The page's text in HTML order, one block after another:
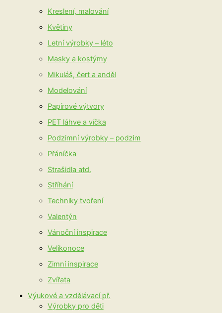
Kreslení, malování
Květiny
Letní výrobky – léto
Masky a kostýmy
Mikuláš, čert a anděl
Modelování
Papírové výtvory
PET láhve a víčka
Podzimní výrobky – podzim
Přáníčka
Strašidla atd.
Stříhání
Techniky tvoření
Valentýn
Vánoční inspirace
Velikonoce
Zimní inspirace
Zvířata
Výukové a vzdělávací př.
Výrobky pro děti